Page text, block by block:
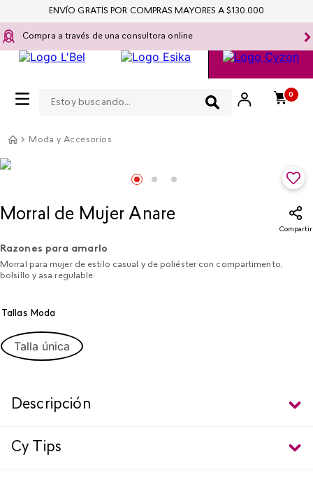
Compra a través de una consultora online
0
ENVÍO GRATIS POR COMPRAS MAYORES A $130.000
Moda y Accesorios
Morral de Mujer Anare
Compartir
Razones para amarlo
Morral para mujer de estilo casual y de poliéster con compartimento,
bolsillo y asa regulable.
Tallas Moda
Talla única
Descripción
Cy Tips